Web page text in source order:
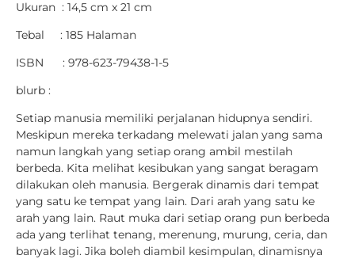
Ukuran : 14,5 cm x 21 cm
Tebal : 185 Halaman
ISBN : 978-623-79438-1-5
blurb :
Setiap manusia memiliki perjalanan hidupnya sendiri.
Meskipun mereka terkadang melewati jalan yang sama
namun langkah yang setiap orang ambil mestilah
berbeda. Kita melihat kesibukan yang sangat beragam
dilakukan oleh manusia. Bergerak dinamis dari tempat
yang satu ke tempat yang lain. Dari arah yang satu ke
arah yang lain. Raut muka dari setiap orang pun berbeda
ada yang terlihat tenang, merenung, murung, ceria, dan
banyak lagi. Jika boleh diambil kesimpulan, dinamisnya